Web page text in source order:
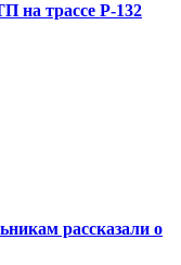
на трассе Р-132
рассказали о